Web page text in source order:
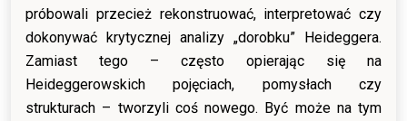
próbowali przecież rekonstruować, interpretować czy
dokonywać krytycznej analizy „dorobku” Heideggera.
Zamiast tego – często opierając się na
Heideggerowskich pojęciach, pomysłach czy
strukturach – tworzyli coś nowego. Być może na tym